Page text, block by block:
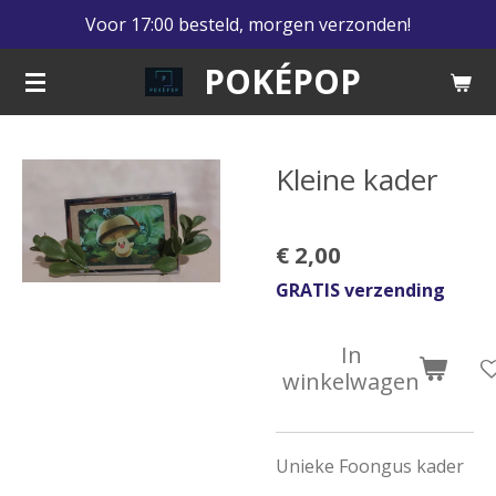
naar
de
POKÉPOP
Voor 17:00 besteld, morgen verzonden!
Kleine kader
€ 2,00
GRATIS verzending
In
winkelwagen
Unieke Foongus kader